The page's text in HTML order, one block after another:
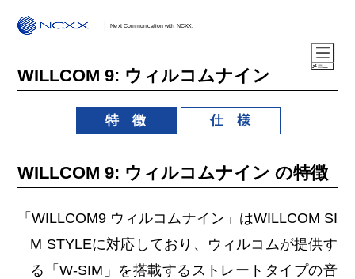
Next Communication with NCXX.
WILLCOM 9: ウィルコムナイン
特 徴 仕 様
WILLCOM 9: ウィルコムナイン の特徴
「WILLCOM9 ウィルコムナイン」はWILLCOM SI
M STYLEに対応しており、ウィルコムが提供す
る「W-SIM」を搭載するストレートタイプの音